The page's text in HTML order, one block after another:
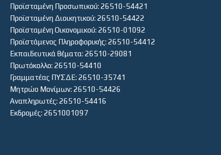
Προϊσταμένη Προσωπικού: 26510-54421
Προϊσταμένη Διοικητικού: 26510-54422
Προϊσταμένη Οικονομικού: 26510-01092
Προϊστάμενος Πληροφορικής: 26510-54412
Εκπαιδευτικά θέματα: 26510-29081
Πρωτόκολλο: 26510-54410
Γραμματέας ΠΥΣΔΕ: 26510-35741
Μητρώο Μονίμων: 26510-54426
Αναπληρωτές: 26510-54416
Εκδρομές: 2651001097